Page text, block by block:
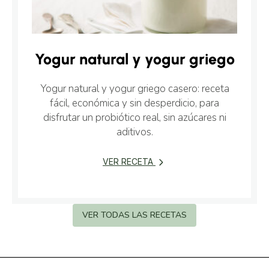
Yogur natural y yogur griego
Yogur natural y yogur griego casero: receta
fácil, económica y sin desperdicio, para
disfrutar un probiótico real, sin azúcares ni
aditivos.
VER RECETA
VER TODAS LAS RECETAS